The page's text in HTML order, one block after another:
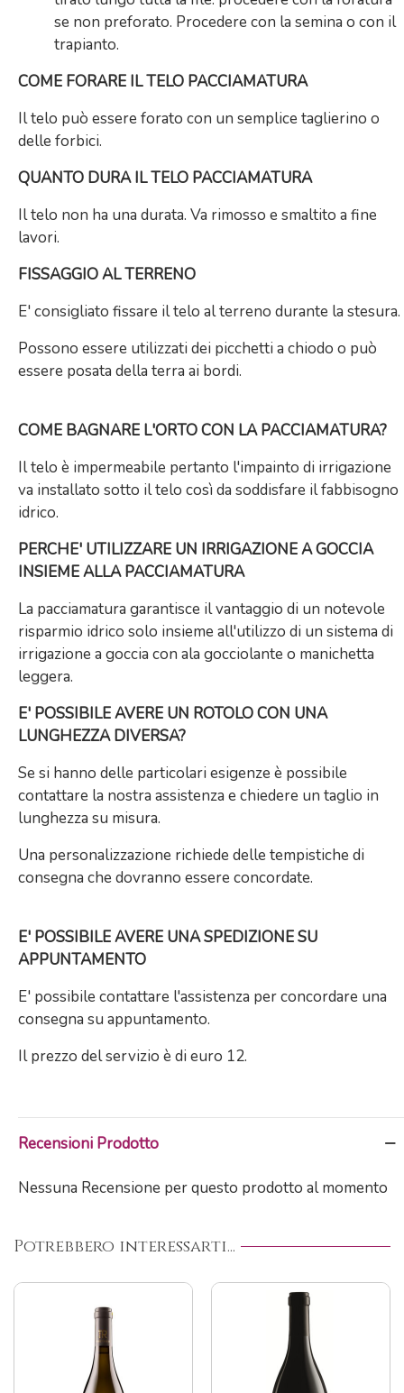
se non preforato. Procedere con la semina o con il
trapianto.
COME FORARE IL TELO PACCIAMATURA
Il telo può essere forato con un semplice taglierino o
delle forbici.
QUANTO DURA IL TELO PACCIAMATURA
Il telo non ha una durata. Va rimosso e smaltito a fine
lavori.
FISSAGGIO AL TERRENO
E' consigliato fissare il telo al terreno durante la stesura.
Possono essere utilizzati dei picchetti a chiodo o può
essere posata della terra ai bordi.
COME BAGNARE L'ORTO CON LA PACCIAMATURA?
Il telo è impermeabile pertanto l'impainto di irrigazione
va installato sotto il telo così da soddisfare il fabbisogno
idrico.
PERCHE' UTILIZZARE UN IRRIGAZIONE A GOCCIA
INSIEME ALLA PACCIAMATURA
La pacciamatura garantisce il vantaggio di un notevole
risparmio idrico solo insieme all'utilizzo di un sistema di
irrigazione a goccia con ala gocciolante o manichetta
leggera.
E' POSSIBILE AVERE UN ROTOLO CON UNA
LUNGHEZZA DIVERSA?
Se si hanno delle particolari esigenze è possibile
contattare la nostra assistenza e chiedere un taglio in
lunghezza su misura.
Una personalizzazione richiede delle tempistiche di
consegna che dovranno essere concordate.
E' POSSIBILE AVERE UNA SPEDIZIONE SU
APPUNTAMENTO
E' possibile contattare l'assistenza per concordare una
consegna su appuntamento.
Il prezzo del servizio è di euro 12.
Recensioni Prodotto
Nessuna Recensione per questo prodotto al momento
Potrebbero interessarti...